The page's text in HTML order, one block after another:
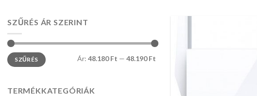
SZŰRÉS ÁR SZERINT
SZŰRÉS Ár: 48.180 Ft — 48.190 Ft
TERMÉKKATEGÓRIÁK